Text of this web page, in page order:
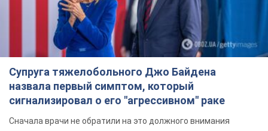
Супруга тяжелобольного Джо Байдена
назвала первый симптом, который
сигнализировал о его "агрессивном" раке
Сначала врачи не обратили на это должного внимания